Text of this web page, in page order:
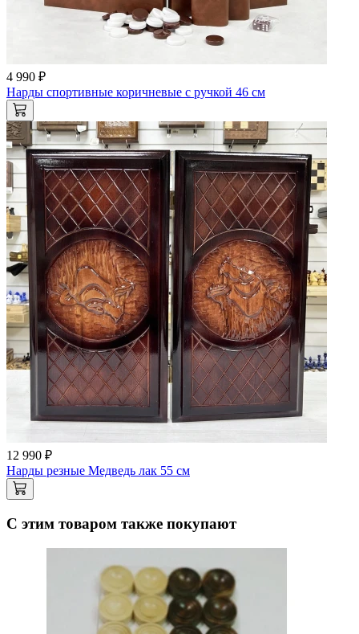
4 990 ₽
Нарды спортивные коричневые с ручкой 46 см
12 990 ₽
Нарды резные Медведь лак 55 см
С этим товаром также покупают